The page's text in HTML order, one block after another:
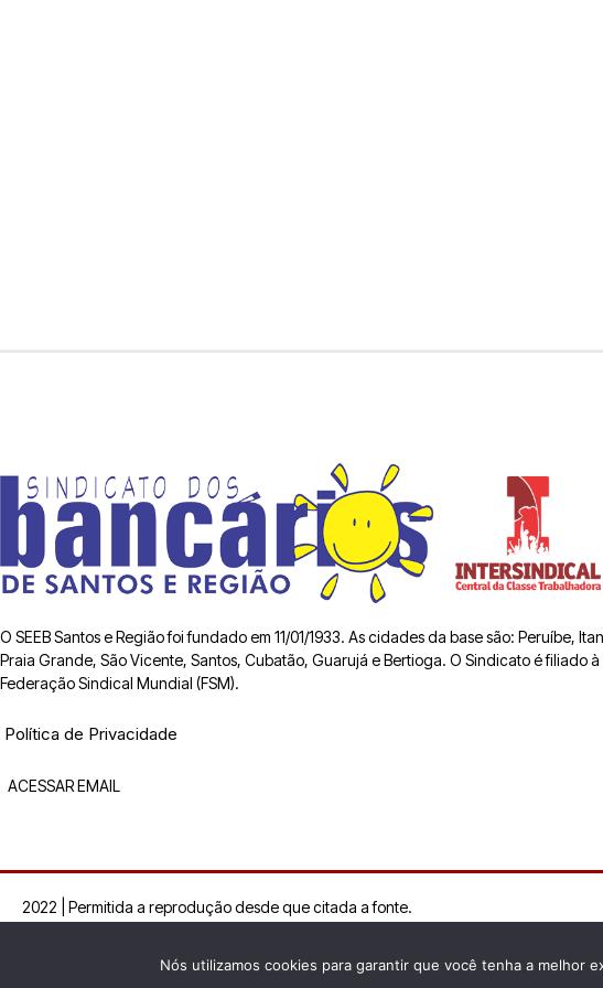
O SEEB Santos e Região foi fundado em 11/01/1933. As cidades da base são: Peruíbe,
Praia Grande, São Vicente, Santos, Cubatão, Guarujá e Bertioga. O Sindicato é filiado
Federação Sindical Mundial (FSM).
Política de Privacidade
ACESSAR EMAIL
2022 | Permitida a reprodução desde que citada a fonte.
Nós utilizamos cookies para garantir que você tenha a melhor